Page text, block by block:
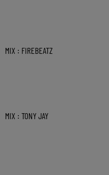
MIX : FIREBEATZ
MIX : TONY JAY